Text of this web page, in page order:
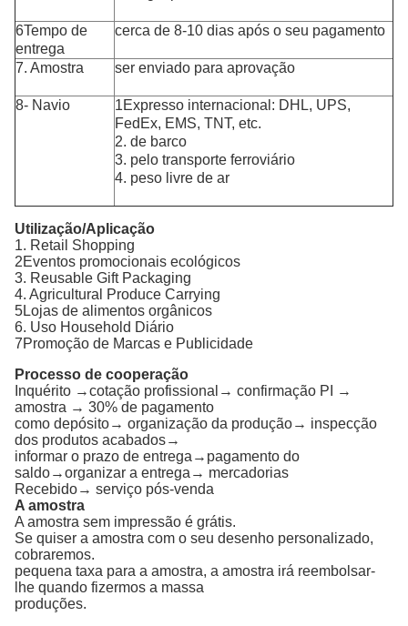
6Tempo de
entrega
cerca de 8-10 dias após o seu pagamento
7. Amostra ser enviado para aprovação
8- Navio
1Expresso internacional: DHL, UPS,
FedEx, EMS, TNT, etc.
2. de barco
3. pelo transporte ferroviário
4. peso livre de ar
Utilização/Aplicação
1. Retail Shopping
2Eventos promocionais ecológicos
3. Reusable Gift Packaging
4. Agricultural Produce Carrying
5Lojas de alimentos orgânicos
6. Uso Household Diário
7Promoção de Marcas e Publicidade
Processo de cooperação
Inquérito →cotação profissional→ confirmação PI →
amostra → 30% de pagamento
como depósito→ organização da produção→ inspecção
dos produtos acabados→
informar o prazo de entrega→pagamento do
saldo→organizar a entrega→ mercadorias
Recebido→ serviço pós-venda
A amostra
A amostra sem impressão é grátis.
Se quiser a amostra com o seu desenho personalizado,
cobraremos.
pequena taxa para a amostra, a amostra irá reembolsar-
lhe quando fizermos a massa
produções.